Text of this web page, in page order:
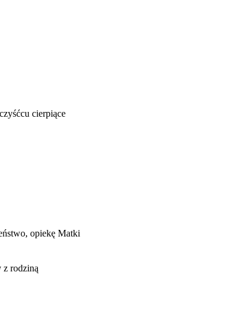
cierpiące
opiekę Matki
z rodziną